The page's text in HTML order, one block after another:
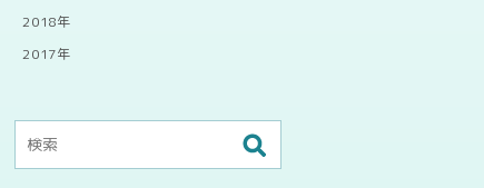
2018年
2017年